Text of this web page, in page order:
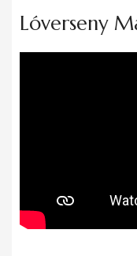
Lóverseny